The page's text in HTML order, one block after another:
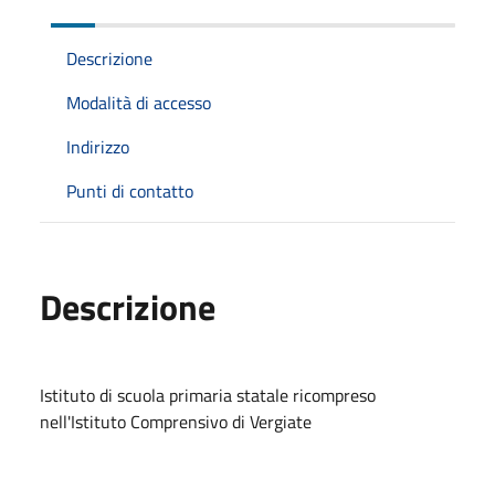
Descrizione
Modalità di accesso
Indirizzo
Punti di contatto
Descrizione
Istituto di scuola primaria statale ricompreso
nell'Istituto Comprensivo di Vergiate